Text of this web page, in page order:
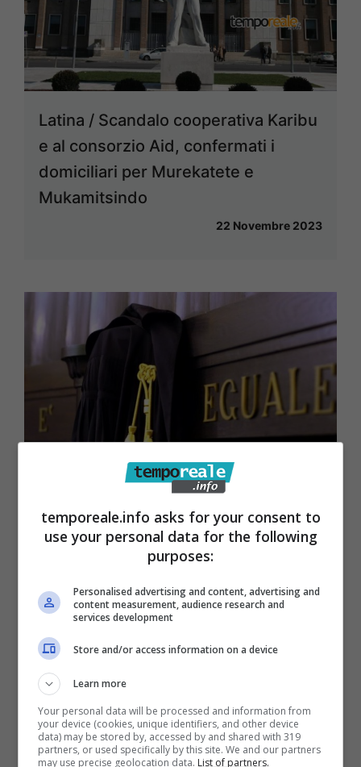
Latina / Scandalo cooperativa Karibu
e al consorzio Aid, confermati i
domiciliari per Murekatete e
Mukamitsindo
22 Novembre 2023
Latina / Scandalo Karibu e del
consorzio Aid, restano ai domiciliari
moglie e suocera di Soumahoro
temporeale.info asks for your consent to
use your personal data for the following
purposes:
Personalised advertising and content, advertising and
content measurement, audience research and
services development
Store and/or access information on a device
Learn more
Your personal data will be processed and information from
your device (cookies, unique identifiers, and other device
data) may be stored by, accessed by and shared with 319
partners, or used specifically by this site. We and our partners
may use precise geolocation data. List of partners.